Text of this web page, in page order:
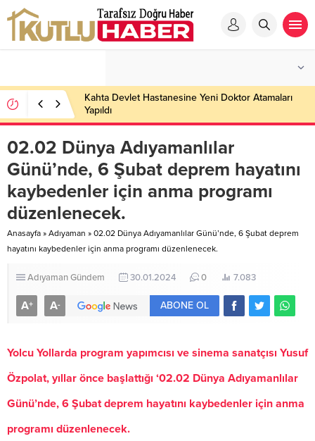
Kahta Devlet Hastanesine Yeni Doktor Atamaları
Yapıldı
02.02 Dünya Adıyamanlılar
Günü’nde, 6 Şubat deprem hayatını
kaybedenler için anma programı
düzenlenecek.
Anasayfa » Adıyaman » 02.02 Dünya Adıyamanlılar Günü’nde, 6 Şubat deprem
hayatını kaybedenler için anma programı düzenlenecek.
AdıyamanGündem 30.01.2024 0 7.083
A+ A- ABONE OL
Yolcu Yollarda program yapımcısı ve sinema sanatçısı Yusuf
Özpolat, yıllar önce başlattığı ‘02.02 Dünya Adıyamanlılar
Günü’nde, 6 Şubat deprem hayatını kaybedenler için anma
programı düzenlenecek.